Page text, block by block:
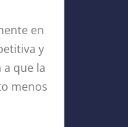
en
y
que la
menos